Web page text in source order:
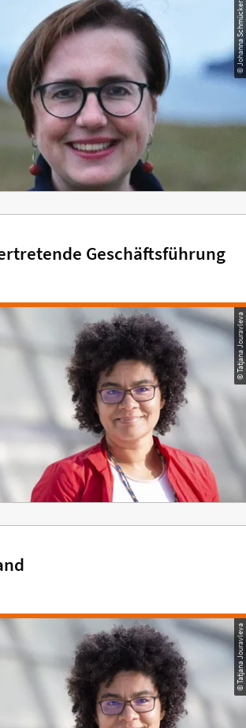
© Johanna Schmücker
Geschäftsführung
© Tatjana Jouravleva
© Tatjana Jouravleva